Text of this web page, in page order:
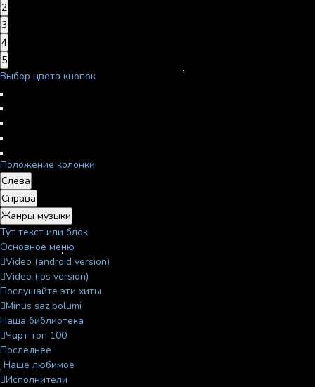
2
3
4
5
Выбор цвета кнопок
Положение колонки
Слева
Справа
Жанры музыки
Тут текст или блок
Основное меню
Video (android version)
Video (ios version)
Послушайте эти хиты
Minus saz bolumi
Наша библиотека
Чарт топ 100
Последнее
Наше любимое
Исполнители